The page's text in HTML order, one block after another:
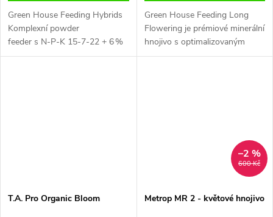
Green House Feeding Hybrids
Komplexní powder
feeder s N‑P‑K 15‑7‑22 + 6 %
MgO, navržený pro hybridní
Green House Feeding Long
Flowering je prémiové minerální
hnojivo s optimalizovaným
poměrem živin N-P-K 18-12-
T.A. Pro Organic Bloom
600 Kč
–2 %
Metrop MR 2 - květové hnojivo